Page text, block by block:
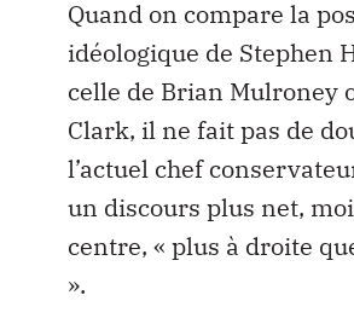
Quand on compare la
idéologique de Stephen
celle de Brian Mulroney
Clark, il ne fait pas de
l’actuel chef
un discours plus net,
centre, « plus à droite
».